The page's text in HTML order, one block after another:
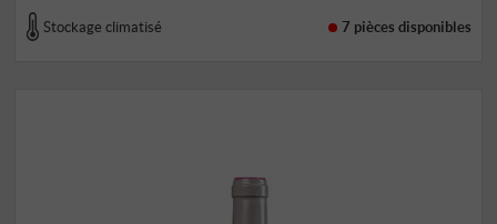
Stockage climatisé 7 pièces disponibles